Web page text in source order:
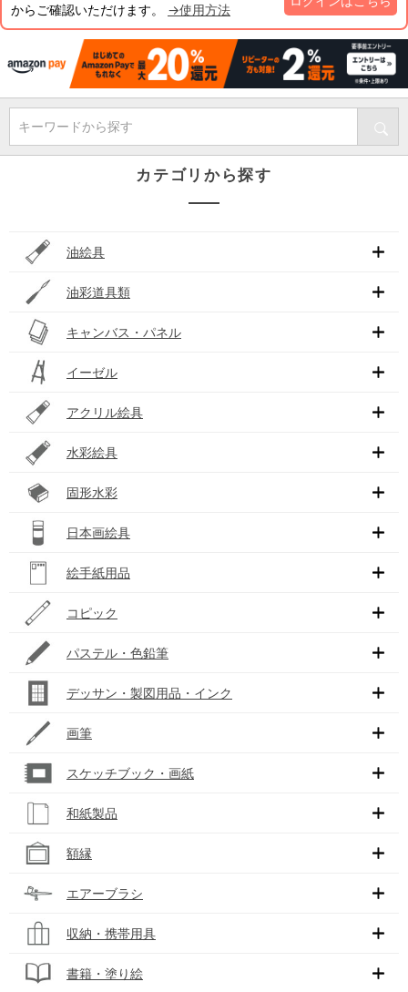
からご確認いただけます。 →使用方法
キーワードから探す
カテゴリから探す
油絵具
油彩道具類
キャンバス・パネル
イーゼル
アクリル絵具
水彩絵具
固形水彩
日本画絵具
絵手紙用品
コピック
パステル・色鉛筆
デッサン・製図用品・インク
画筆
スケッチブック・画紙
和紙製品
額縁
エアーブラシ
収納・携帯用具
書籍・塗り絵